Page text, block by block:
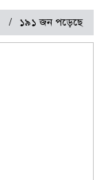
১৯১ জন পড়েছে